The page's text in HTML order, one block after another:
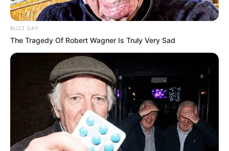
BUZZ DAY
The Tragedy Of Robert Wagner Is Truly Very Sad